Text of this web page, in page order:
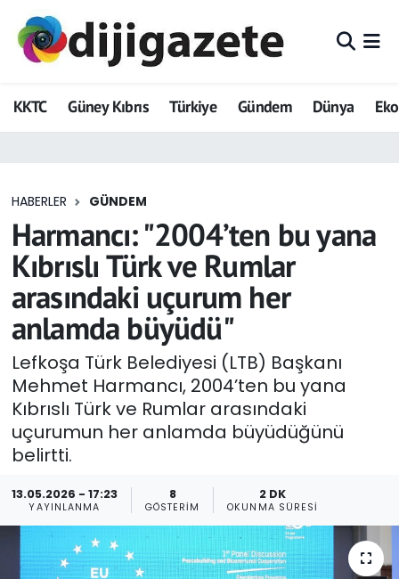
KKTC Güney Kıbrıs Türkiye Gündem Dünya
HABERLER GÜNDEM
Harmancı: "2004’ten bu yana
Kıbrıslı Türk ve Rumlar
arasındaki uçurum her
anlamda büyüdü"
Lefkoşa Türk Belediyesi (LTB) Başkanı
Mehmet Harmancı, 2004’ten bu yana
Kıbrıslı Türk ve Rumlar arasındaki
uçurumun her anlamda büyüdüğünü
belirtti.
13.05.2026 - 17:23
YAYINLANMA
8
GÖSTERIM
2 DK
OKUNMA SÜRESI
ADVERTORIAL
Dijigazete
Eğitim
Ekonomi
Foto Galeri
GEZİ
Güncel
Gündem
KKTC YEREL SEÇİM 2018
Kültür Sanat
Hava Durumu
Trafik Durumu
Tüm Manşetler
Son Dakika Haberleri
Haber Arşivi